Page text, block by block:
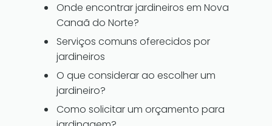
Onde encontrar jardineiros em Nova
Canaã do Norte?
Serviços comuns oferecidos por
jardineiros
O que considerar ao escolher um
jardineiro?
Como solicitar um orçamento para